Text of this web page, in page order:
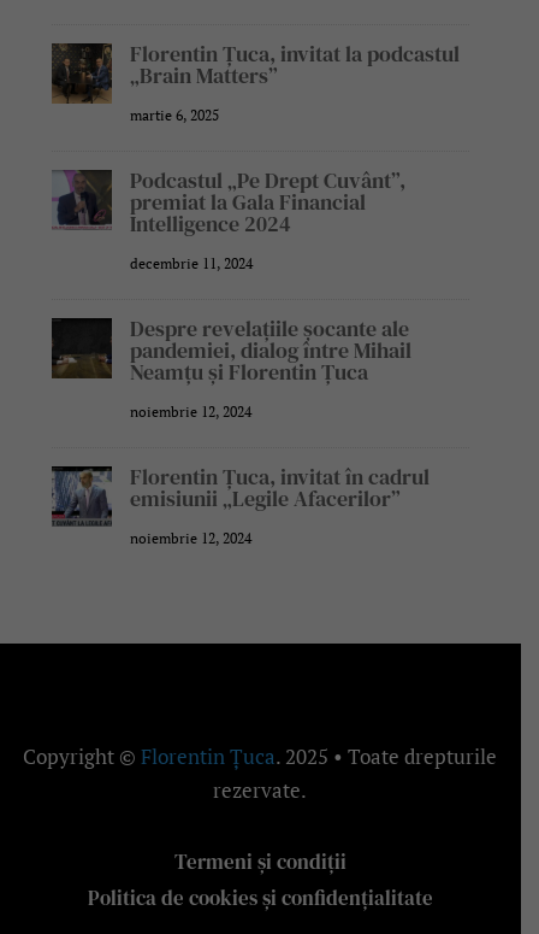
Florentin Țuca, invitat la podcastul
„Brain Matters”
martie 6, 2025
Podcastul „Pe Drept Cuvânt”,
premiat la Gala Financial
Intelligence 2024
decembrie 11, 2024
Despre revelațiile șocante ale
pandemiei, dialog între Mihail
Neamțu și Florentin Țuca
noiembrie 12, 2024
Florentin Țuca, invitat în cadrul
emisiunii „Legile Afacerilor”
noiembrie 12, 2024
Copyright ©Florentin Țuca. 2025 • Toate drepturile
rezervate.
Termeni și condiții
Politica de cookies și confidențialitate